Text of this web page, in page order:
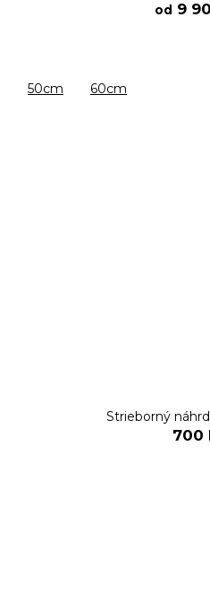
od 9
50cm 60cm
Strieborný
700